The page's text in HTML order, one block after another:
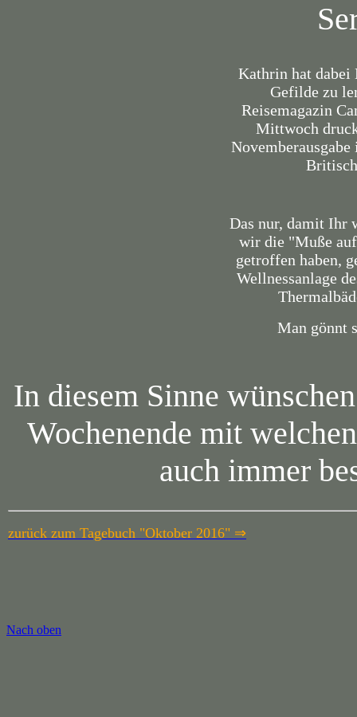
Kathrin hat dabei
Gefilde zu
Reisemagazin
Mittwoch
Das nur, damit Ihr
wir die "Muße
getroffen haben,
Wellnessanlage
Man gönnt
In diesem Sinne
Wochenende mit
auch immer
zurück zum Tagebuch "Oktober 2016" ⇒
Nach oben